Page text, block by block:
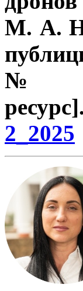
М. А.
№
ресурс].
2_2025